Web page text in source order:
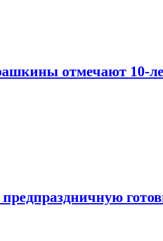
отмечают 10-